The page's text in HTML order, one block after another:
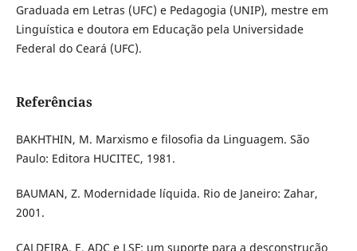
Graduada em Letras (UFC) e Pedagogia (UNIP), mestre em
Linguística e doutora em Educação pela Universidade
Federal do Ceará (UFC).
Referências
BAKHTHIN, M. Marxismo e filosofia da Linguagem. São
Paulo: Editora HUCITEC, 1981.
BAUMAN, Z. Modernidade líquida. Rio de Janeiro: Zahar,
2001.
CALDEIRA, E. ADC e LSF: um suporte para a desconstrução